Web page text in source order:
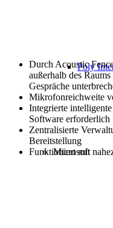
Poly
Microsoft
Durch Acoustic
außerhalb des Raums
Gespräche
Mikrofonreichweite
Integrierte
Software erforderlich
Zentralisierte
Bereitstellung
Funktioniert mit